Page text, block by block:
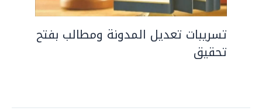
تسريبات تعديل المدونة ومطالب بفتح
تحقيق